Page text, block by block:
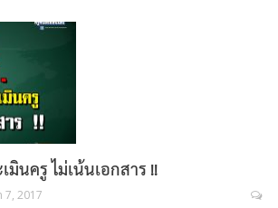
นครู ไม่เน้นเอกสาร !!
7, 2017